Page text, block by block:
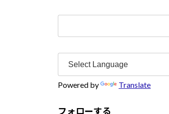
Powered by Translate
フォローする